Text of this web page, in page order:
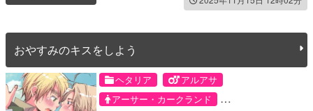
おやすみのキスをしよう
ヘタリア
アルアサ
アーサー・カークランド